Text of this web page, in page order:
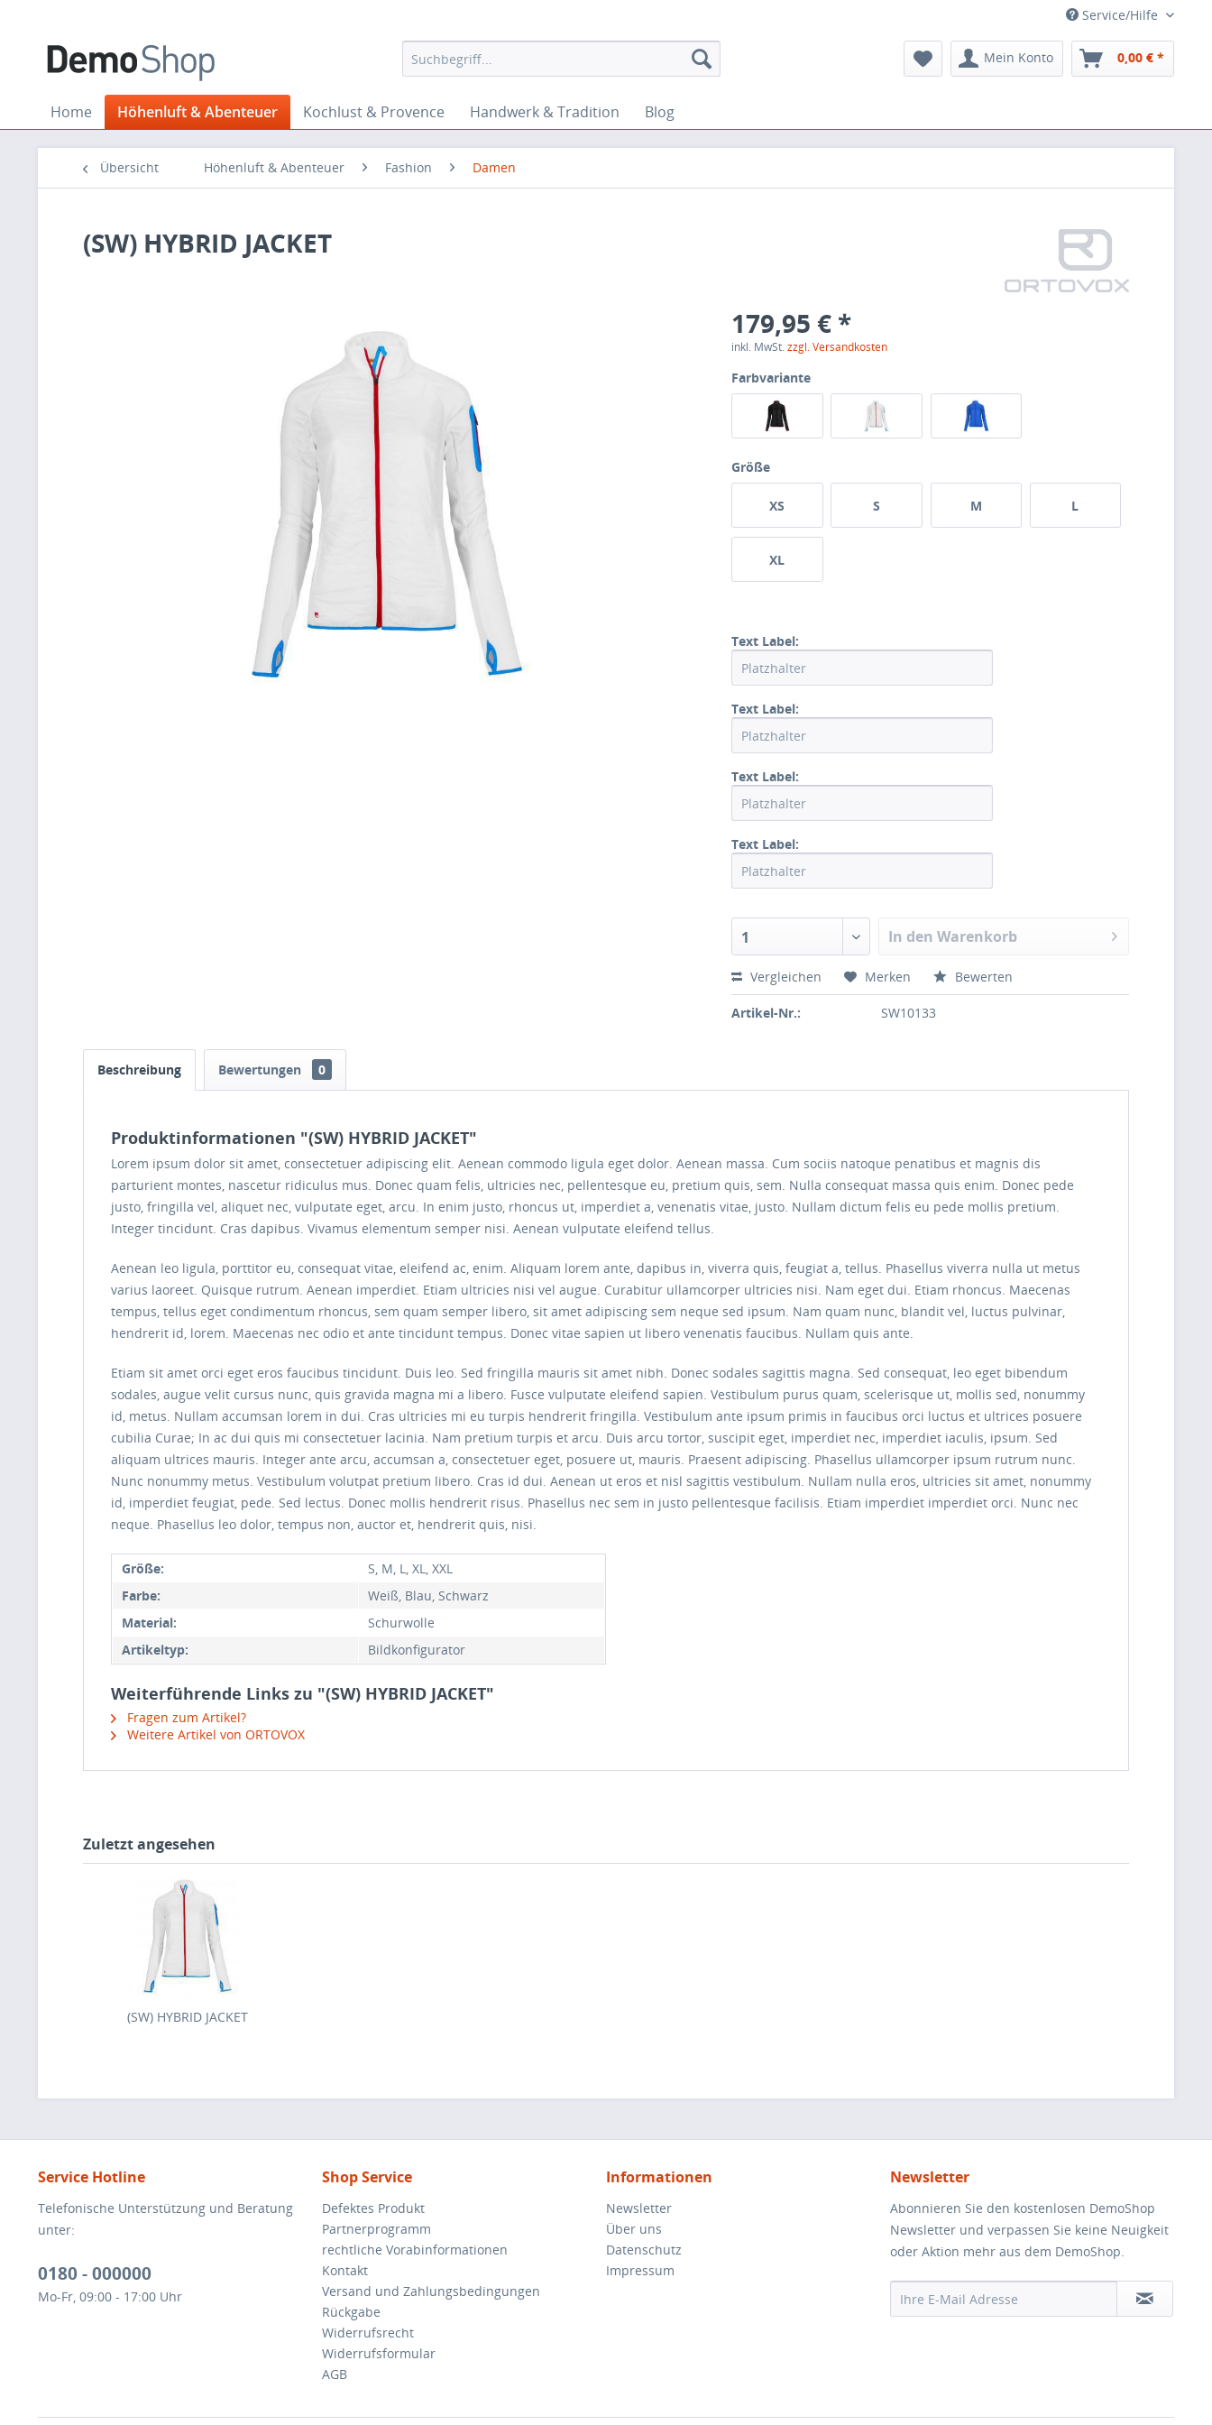
Service/Hilfe
Mein Konto 0,00 € *
Home Höhenluft & Abenteuer Kochlust & Provence Handwerk & Tradition Blog
Übersicht Höhenluft & Abenteuer Fashion Damen
(SW) HYBRID JACKET
179,95 € *
inkl. MwSt.zzgl. Versandkosten
Farbvariante
Größe
XS S M L
XL
Text Label:
Text Label:
Text Label:
Text Label:
1 In den Warenkorb
Vergleichen Merken Bewerten
Artikel-Nr.: SW10133
Beschreibung Bewertungen 0
Produktinformationen "(SW) HYBRID JACKET"
Lorem ipsum dolor sit amet, consectetuer adipiscing elit. Aenean commodo ligula eget dolor. Aenean massa. Cum sociis natoque penatibus et magnis dis
parturient montes, nascetur ridiculus mus. Donec quam felis, ultricies nec, pellentesque eu, pretium quis, sem. Nulla consequat massa quis enim. Donec pede
justo, fringilla vel, aliquet nec, vulputate eget, arcu. In enim justo, rhoncus ut, imperdiet a, venenatis vitae, justo. Nullam dictum felis eu pede mollis pretium.
Integer tincidunt. Cras dapibus. Vivamus elementum semper nisi. Aenean vulputate eleifend tellus.
Aenean leo ligula, porttitor eu, consequat vitae, eleifend ac, enim. Aliquam lorem ante, dapibus in, viverra quis, feugiat a, tellus. Phasellus viverra nulla ut metus
varius laoreet. Quisque rutrum. Aenean imperdiet. Etiam ultricies nisi vel augue. Curabitur ullamcorper ultricies nisi. Nam eget dui. Etiam rhoncus. Maecenas
tempus, tellus eget condimentum rhoncus, sem quam semper libero, sit amet adipiscing sem neque sed ipsum. Nam quam nunc, blandit vel, luctus pulvinar,
hendrerit id, lorem. Maecenas nec odio et ante tincidunt tempus. Donec vitae sapien ut libero venenatis faucibus. Nullam quis ante.
Etiam sit amet orci eget eros faucibus tincidunt. Duis leo. Sed fringilla mauris sit amet nibh. Donec sodales sagittis magna. Sed consequat, leo eget bibendum
sodales, augue velit cursus nunc, quis gravida magna mi a libero. Fusce vulputate eleifend sapien. Vestibulum purus quam, scelerisque ut, mollis sed, nonummy
id, metus. Nullam accumsan lorem in dui. Cras ultricies mi eu turpis hendrerit fringilla. Vestibulum ante ipsum primis in faucibus orci luctus et ultrices posuere
cubilia Curae; In ac dui quis mi consectetuer lacinia. Nam pretium turpis et arcu. Duis arcu tortor, suscipit eget, imperdiet nec, imperdiet iaculis, ipsum. Sed
aliquam ultrices mauris. Integer ante arcu, accumsan a, consectetuer eget, posuere ut, mauris. Praesent adipiscing. Phasellus ullamcorper ipsum rutrum nunc.
Nunc nonummy metus. Vestibulum volutpat pretium libero. Cras id dui. Aenean ut eros et nisl sagittis vestibulum. Nullam nulla eros, ultricies sit amet, nonummy
id, imperdiet feugiat, pede. Sed lectus. Donec mollis hendrerit risus. Phasellus nec sem in justo pellentesque facilisis. Etiam imperdiet imperdiet orci. Nunc nec
neque. Phasellus leo dolor, tempus non, auctor et, hendrerit quis, nisi.
Größe:
S, M, L, XL, XXL
Farbe:
Weiß, Blau, Schwarz
Material:
Schurwolle
Artikeltyp:
Bildkonfigurator
Weiterführende Links zu "(SW) HYBRID JACKET"
Fragen zum Artikel?
Weitere Artikel von ORTOVOX
Zuletzt angesehen
(SW) HYBRID JACKET
Service Hotline
Telefonische Unterstützung und Beratung
unter:
0180 - 000000
Mo-Fr, 09:00 - 17:00 Uhr
Shop Service
Defektes Produkt
Partnerprogramm
rechtliche Vorabinformationen
Kontakt
Versand und Zahlungsbedingungen
Rückgabe
Widerrufsrecht
Widerrufsformular
AGB
Informationen
Newsletter
Über uns
Datenschutz
Impressum
Newsletter
Abonnieren Sie den kostenlosen DemoShop
Newsletter und verpassen Sie keine Neuigkeit
oder Aktion mehr aus dem DemoShop.